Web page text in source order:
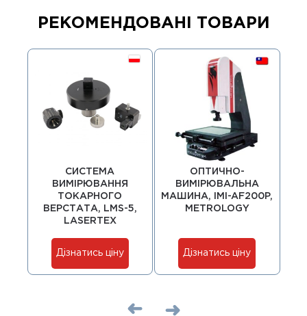
РЕКОМЕНДОВАНІ ТОВАРИ
СИСТЕМА
ВИМІРЮВАННЯ
ТОКАРНОГО
ВЕРСТАТА, LMS-5,
LASERTEX
Дізнатись ціну
ОПТИЧНО-
ВИМІРЮВАЛЬНА
МАШИНА, IMI-AF200P,
METROLOGY
Дізнатись ціну